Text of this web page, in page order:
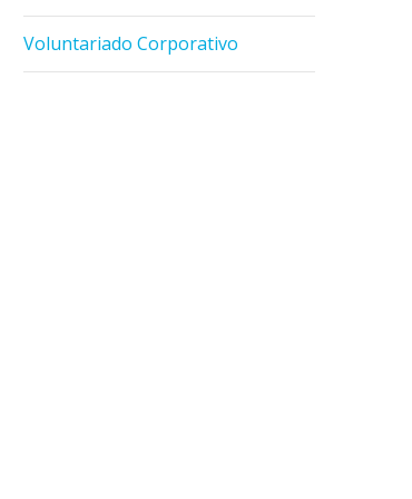
Voluntariado Corporativo